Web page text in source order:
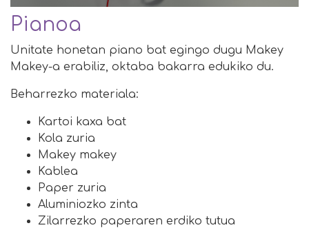
Pianoa
Unitate honetan piano bat egingo dugu Makey
Makey-a erabiliz, oktaba bakarra edukiko du.
Beharrezko materiala:
Kartoi kaxa bat
Kola zuria
Makey makey
Kablea
Paper zuria
Aluminiozko zinta
Zilarrezko paperaren erdiko tutua